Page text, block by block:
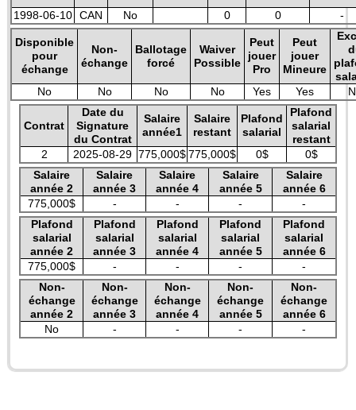
1998-06-10 CAN No 0 0 -
Disponible
pour
échange
Non-
échange
Ballotage
forcé
Waiver
Possible
Peut
jouer
Pro
Peut
jouer
Mineure
No
No No No Yes Yes
Contrat
Date du
Signature
du Contrat
Salaire
année1
Salaire
restant
Plafond
salarial
Plafond
salarial
restant
2
2025-08-29 775,000$775,000$ 0$
0$
Salaire
année 2
Salaire
année 3
Salaire
année 4
Salaire
année 5
Salaire
année 6
775,000$
- - -
-
Plafond
salarial
année 2
Plafond
salarial
année 3
Plafond
salarial
année 4
Plafond
salarial
année 5
Plafond
salarial
année 6
775,000$
- - -
-
Non-
échange
année 2
Non-
échange
année 3
Non-
échange
année 4
Non-
échange
année 5
Non-
échange
année 6
No
- - - -